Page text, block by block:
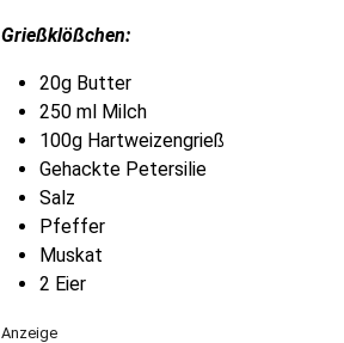
Grießklößchen:
20g Butter
250 ml Milch
100g Hartweizengrieß
Gehackte Petersilie
Salz
Pfeffer
Muskat
2 Eier
Anzeige